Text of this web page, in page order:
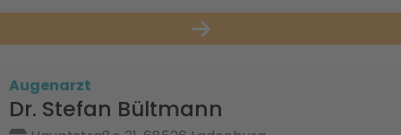
Augenarzt
Dr. Stefan Bültmann